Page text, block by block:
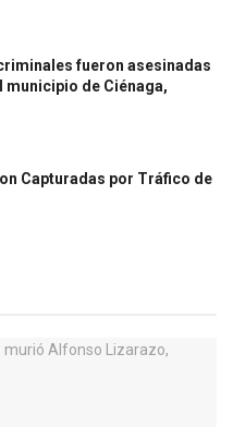
fueron asesinadas
municipio de Ciénaga,
Capturadas por Tráfico de